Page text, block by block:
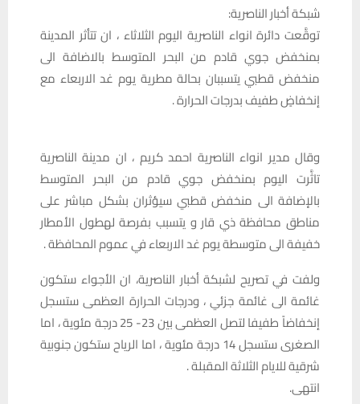
شبكة أخبار الناصرية:
توقَّعت دائرة انواء الناصرية اليوم الثلاثاء ، ان تتأثر المدينة
بمنخفض جوي قادم من البحر المتوسط بالاضافة الى
منخفض قطبي يتسببان بحالة مطرية يوم غد الاربعاء مع
إنخفاضٍ طفيف بدرجات الحرارة .
وقال مدير انواء الناصرية احمد كريم ، ان مدينة الناصرية
تاثَّرت اليوم بمنخفض جوي قادم من البحر المتوسط
بالإضافة الى منخفض قطبي سيؤثران بشكل مباشر على
مناطق محافظة ذي قار و يتسبب بفرصة لهطول الأمطار
خفيفة الى متوسطة يوم غد الاربعاء في عموم المحافظة .
ولفت في تصريح لشبكة أخبار الناصرية، ان الأجواء ستكون
غائمة الى غائمة جزئي ، ودرجات الحرارة العظمى ستسجل
إنخفاضاً طفيفا لتصل العظمى بين 23- 25 درجة مئوية ، اما
الصغرى ستسجل 14 درجة مئوية ، اما الرياح ستكون جنوبية
شرقية للايام الثلاثة المقبلة .
انتهى.